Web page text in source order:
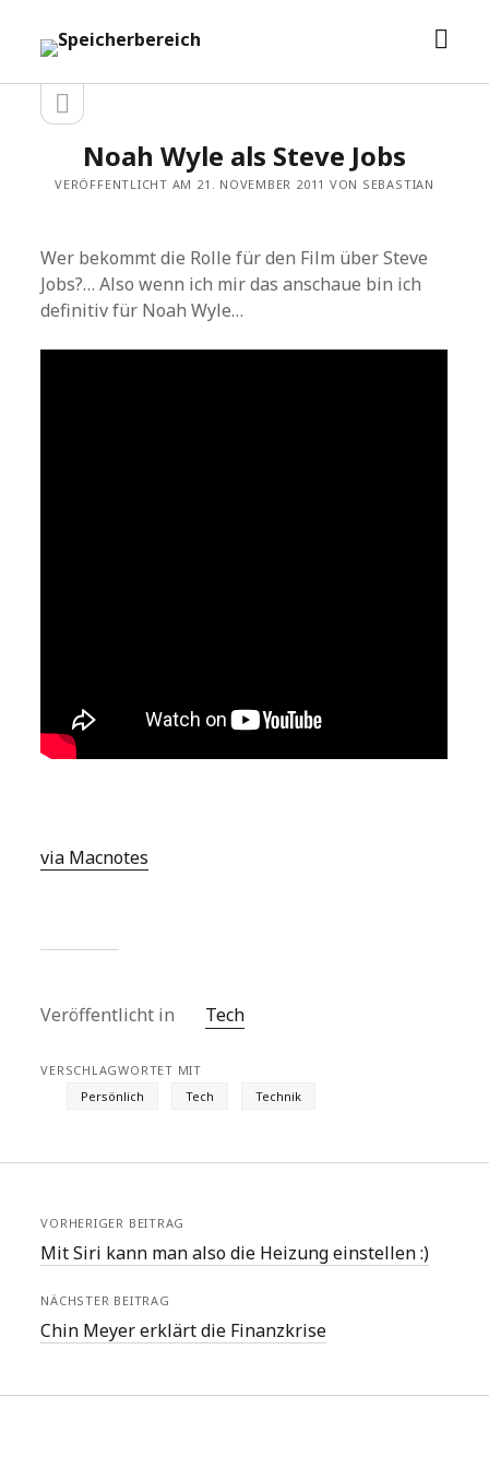
Speicherbereich
Seitenleiste
Seitenleiste
öffnen
Noah Wyle als Steve Jobs
VERÖFFENTLICHT AM 21. NOVEMBER 2011 VON SEBASTIAN
Wer bekommt die Rolle für den Film über Steve
Jobs?… Also wenn ich mir das anschaue bin ich
definitiv für Noah Wyle…
via Macnotes
Veröffentlicht in Tech
VERSCHLAGWORTET MIT
Persönlich
Tech Technik
VORHERIGER BEITRAG
Mit Siri kann man also die Heizung einstellen :)
NÄCHSTER BEITRAG
Chin Meyer erklärt die Finanzkrise